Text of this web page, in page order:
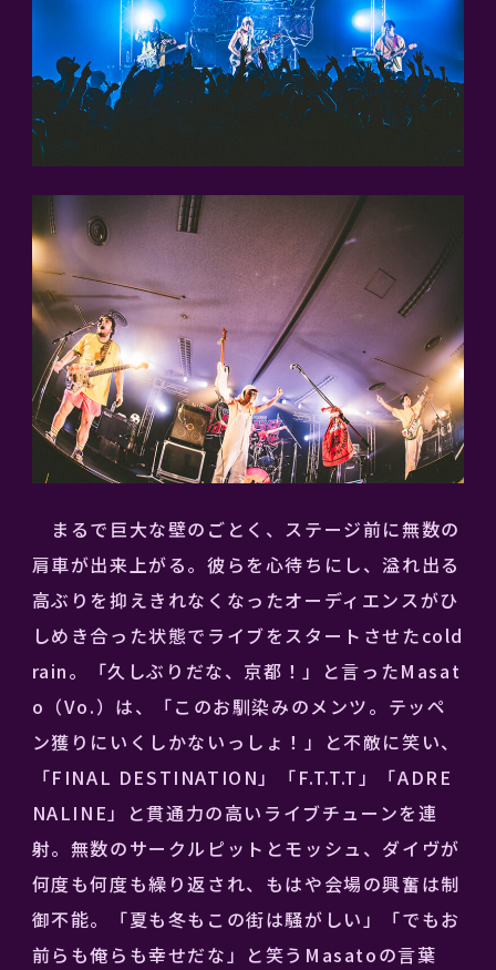
まるで巨大な壁のごとく、ステージ前に無数の
肩車が出来上がる。彼らを心待ちにし、溢れ出る
高ぶりを抑えきれなくなったオーディエンスがひ
しめき合った状態でライブをスタートさせたcold
rain。「久しぶりだな、京都！」と言ったMasat
o（Vo.）は、「このお馴染みのメンツ。テッペ
ン獲りにいくしかないっしょ！」と不敵に笑い、
「FINAL DESTINATION」「F.T.T.T」「ADRE
NALINE」と貫通力の高いライブチューンを連
射。無数のサークルピットとモッシュ、ダイヴが
何度も何度も繰り返され、もはや会場の興奮は制
御不能。「夏も冬もこの街は騒がしい」「でもお
前らも俺らも幸せだな」と笑うMasatoの言葉